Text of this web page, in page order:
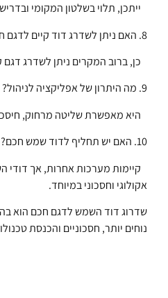
ייתכן, תלוי בשלטון המקומי
8. האם ניתן לשדרג דוד קיים לדגם חכם?
כן, ברוב המקרים ניתן לשדרג
9. מה היתרון של אפליקציה לניהול?
היא מאפשרת שליטה מרחוק,
10. האם יש תחליף לדוד שמש חכם?
קיימות מערכות אחרות, אך דודי
אקולוגי וחסכוני במיוחד.
שדרוג דוד השמש לדגם חכם הוא
נוחים יותר, חסכוניים והכנסת